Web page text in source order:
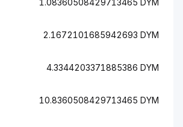
1.08360508429713465 DYM
2.1672101685942693 DYM
4.3344203371885386 DYM
10.8360508429713465 DYM